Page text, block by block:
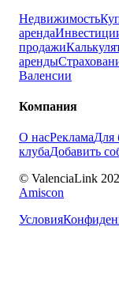
Недвижимость
аренда
продажи
аренды
Валенсии
Компания
О насРекламаДля
клубаДобавить
© ValenciaLink
Amiscon
Условия